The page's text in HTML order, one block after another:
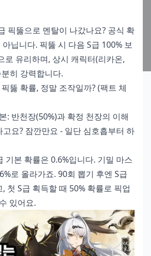
픽뚫으로 멘탈이 나갔나요? 공식 확
닙니다. 픽뚫 시 다음 S급 100% 보
로 유리하며, 상시 캐릭터(리카온,
히 강력합니다.
뚫 확률, 정말 조작일까? (팩트 체
: 반천장(50%)과 확정 천장의 이해
요? 잠깐만요 - 일단 심호흡부터 하
기본 확률은 0.6%입니다. 기밀 마스
로 올라가죠. 90회 뽑기 후엔 S급
첫 S급 획득할 때 50% 확률로 픽업
있어요.